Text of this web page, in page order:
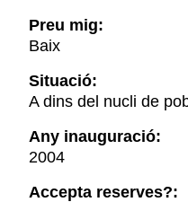
Preu mig:
Baix
Situació:
A dins del nucli de
Any inauguració:
2004
Accepta reserves?: